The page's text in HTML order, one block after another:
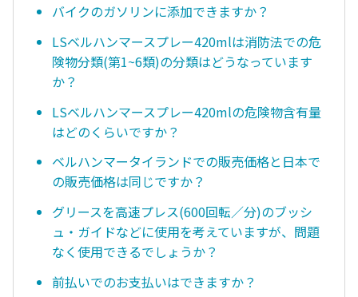
バイクのガソリンに添加できますか？
LSベルハンマースプレー420mlは消防法での危
険物分類(第1~6類)の分類はどうなっています
か？
LSベルハンマースプレー420mlの危険物含有量
はどのくらいですか？
ベルハンマータイランドでの販売価格と日本で
の販売価格は同じですか？
グリースを高速プレス(600回転／分)のブッシ
ュ・ガイドなどに使用を考えていますが、問題
なく使用できるでしょうか？
前払いでのお支払いはできますか？